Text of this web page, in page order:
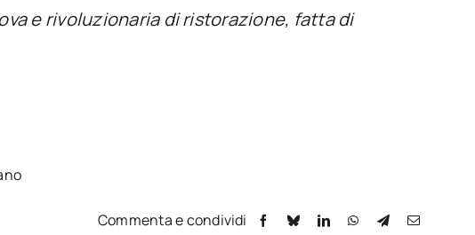
e rivoluzionaria di ristorazione, fatta di
Commenta e condividi